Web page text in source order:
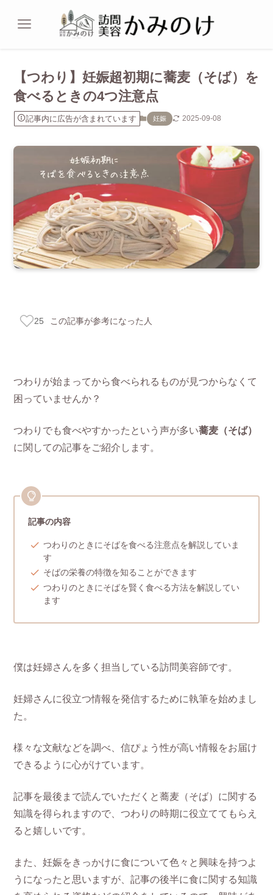
【つわり】妊娠超初期に蕎麦（そば）を
食べるときの4つ注意点
記事内に広告が含まれています 妊娠 2025-09-08
25 この記事が参考になった人
つわりが始まってから食べられるものが見つからなくて
困っていませんか？
つわりでも食べやすかったという声が多い蕎麦（そば）
に関しての記事をご紹介します。
記事の内容
つわりのときにそばを食べる注意点を解説していま
す
そばの栄養の特徴を知ることができます
つわりのときにそばを賢く食べる方法を解説してい
ます
僕は妊婦さんを多く担当している訪問美容師です。
妊婦さんに役立つ情報を発信するために執筆を始めまし
た。
様々な文献などを調べ、信ぴょう性が高い情報をお届け
できるように心がけています。
記事を最後まで読んでいただくと蕎麦（そば）に関する
知識を得られますので、つわりの時期に役立ててもらえ
ると嬉しいです。
また、妊娠をきっかけに食について色々と興味を持つよ
うになったと思いますが、記事の後半に食に関する知識